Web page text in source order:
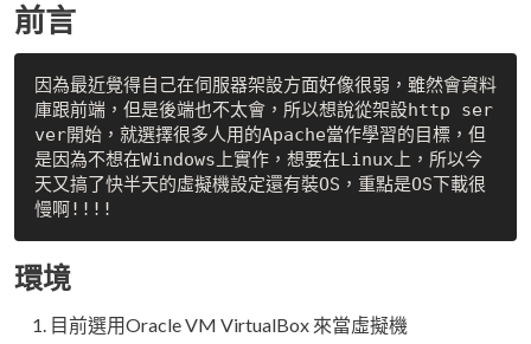
前言
因為最近覺得自己在伺服器架設方面好像很弱，雖然會資料
庫跟前端，但是後端也不太會，所以想說從架設http ser
ver開始，就選擇很多人用的Apache當作學習的目標，但
是因為不想在Windows上實作，想要在Linux上，所以今
天又搞了快半天的虛擬機設定還有裝OS，重點是OS下載很
環境
目前選用Oracle VM VirtualBox 來當虛擬機